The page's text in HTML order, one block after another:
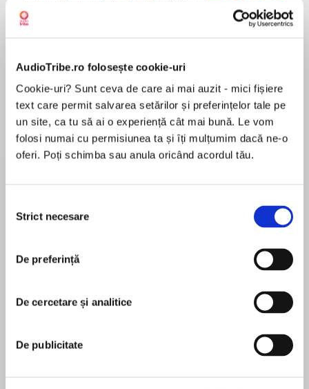
AudioTribe.ro folosește cookie-uri
Cookie-uri? Sunt ceva de care ai mai auzit - mici fișiere
text care permit salvarea setărilor și preferințelor tale pe
un site, ca tu să ai o experiență cât mai bună. Le vom
folosi numai cu permisiunea ta și îți mulțumim dacă ne-o
oferi. Poți schimba sau anula oricând acordul tău.
consimțământului
Strict necesare
De preferință
De cercetare și analitice
De publicitate
de...
Dani Francis
la...
Lauren Weisberger
Desprecarte
‘Absorbing and brilliant … Game of Thrones
The third book in Sidebottom’s epic series set in
third century Rome; a dramatic era of murder,
The empire is in turmoil. With the Gordiani,
Maximinus Thrax vies to reclaim the throne.
În acest moment nu există recenzii
Harry Sidebottom
Dr Harry Sidebottom teaches classical history at
the University of Oxford, where he is a lecturer at